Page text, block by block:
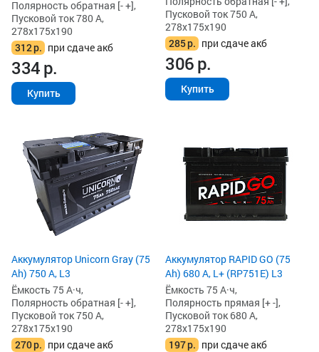
Полярность обратная [- +],
Пусковой ток 780 А,
278x175x190
312р. при сдаче акб
334р.
Купить
Пусковой ток 750 А,
278x175x190
285р. при сдаче акб
306р.
Купить
Аккумулятор Unicorn Gray (75
Ah) 750 А, L3
Ёмкость 75 А·ч,
Полярность обратная [- +],
Пусковой ток 750 А,
278x175x190
270р. при сдаче акб
Аккумулятор RAPID GO (75
Ah) 680 А, L+ (RP751E) L3
Ёмкость 75 А·ч,
Полярность прямая [+ -],
Пусковой ток 680 А,
278x175x190
197р. при сдаче акб